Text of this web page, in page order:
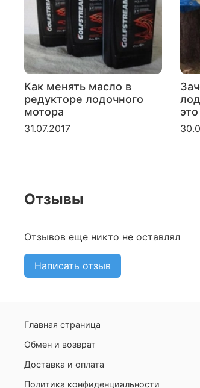
Как менять масло в
редукторе лодочного
мотора
31.07.2017
Отзывы
Отзывов еще никто не оставлял
Написать отзыв
Главная страница
Обмен и возврат
Доставка и оплата
Политика конфиденциальности